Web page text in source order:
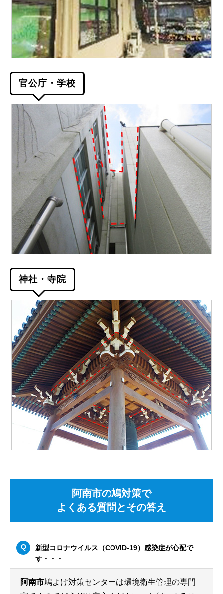
官公庁・学校
神社・寺院
阿南市の鳩対策で
よくある質問とその答え
新型コロナウイルス（COVID-19）感染症が心配で
す・・・
阿南市鳩よけ対策センターは環境衛生管理の専門